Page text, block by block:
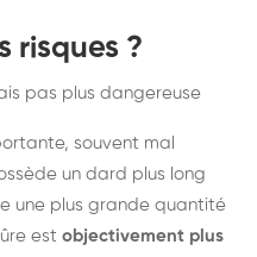
risques ?
pas plus dangereuse
souvent mal
un dard plus long
une plus grande quantité
est objectivement plus